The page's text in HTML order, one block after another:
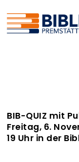
BIB-QUIZ mit
Freitag, 6.
19 Uhr in der